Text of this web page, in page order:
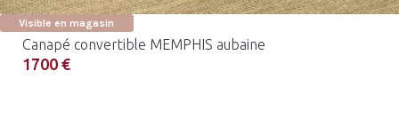
Visible en magasin
Canapé convertible MEMPHIS aubaine
1700 €